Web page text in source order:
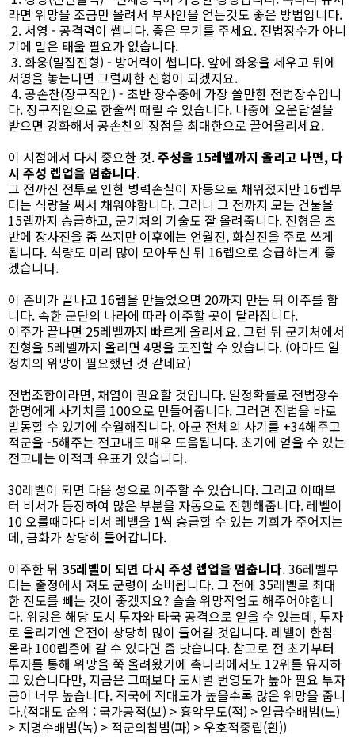
라면 위망을 조금만 올려서 부사인을 얻는것도 좋은 방법입니다.
2. 서영 - 공격력이 쎕니다. 좋은 무기를 주세요. 전법장수가 아니
기에 말은 태울 필요가 없습니다.
3. 화웅(밀집진형) - 방어력이 쎕니다. 앞에 화웅을 세우고 뒤에
서영을 놓는다면 그럴싸한 진형이 되겠지요.
4. 공손찬(장구직입) - 초반 장수중에 가장 쓸만한 전법장수입니
다. 장구직입으로 한줄씩 때릴 수 있습니다. 나중에 오운답설을
받으면 강화해서 공손찬의 장점을 최대한으로 끌어올리세요.
이 시점에서 다시 중요한 것.주성을 15레벨까지 올리고 나면, 다
시 주성 렙업을 멈춥니다.
그 전까진 전투로 인한 병력손실이 자동으로 채워졌지만 16렙부
터는 식량을 써서 채워야합니다. 그러니 그 전까지 모든 건물을
15렙까지 승급하고, 군기처의 기술도 잘 올려줍니다. 진형은 초
반에 장사진을 좀 쓰지만 이후에는 언월진, 화살진을 주로 쓰게
됩니다. 식량도 미리 많이 모아두신 뒤 16렙으로 승급하는게 좋
겠습니다.
이 준비가 끝나고 16렙을 만들었으면 20까지 만든 뒤 이주를 합
니다. 속한 군단의 나라에 따라 이주할 곳이 달라집니다.
이주가 끝나면 25레벨까지 빠르게 올리세요. 그런 뒤 군기처에서
진형을 5레벨까지 올리면 4명을 포진할 수 있습니다. (아마도 일
정치의 위망이 필요했던 것 같네요)
전법조합이라면, 채염이 필요할 것입니다. 일정확률로 전법장수
한명에게 사기치를 100으로 만들어줍니다. 그러면 전법을 바로
발동할 수 있기에 수월해집니다. 아군 전체의 사기를 +34해주고
적군을 -5해주는 전고대도 매우 도움됩니다. 초기에 얻을 수 있는
전고대는 이적과 유표가 있습니다.
30레벨이 되면 다음 성으로 이주할 수 있습니다. 그리고 이때부
터 비서가 등장하여 많은 부분을 자동으로 진행해줍니다. 레벨이
10 오를때마다 비서 레벨을 1씩 승급할 수 있는 기회가 주어지는
데, 금화가 상당히 들어갑니다.
이주한 뒤 35레벨이 되면 다시 주성 렙업을 멈춥니다. 36레벨부
터는 출정에서 져도 군령이 소비됩니다. 그 전에 35레벨로 최대
한 진도를 빼는 것이 좋겠지요? 슬슬 위망작업도 해주어야합니
다. 위망은 해당 도시 투자와 타국 공격으로 얻을 수 있는데, 투자
로 올리기엔 은전이 상당히 많이 들어갈 것입니다. 레벨이 한참
올라 100렙존에 갈 수 있다면 좀 낫습니다. 참고로 전 초기부터
투자를 통해 위망을 쭉 올려왔기에 촉나라에서도 12위를 유지하
고 있습니다만, 지금은 그때보다 도시별 번영도가 높아 필요 투자
금이 너무 높습니다. 적국에 적대도가 높을수록 많은 위망을 줍니
다.(적대도 순위 : 국가공적(보) > 흉악무도(적) > 일급수배범(노)
> 지명수배범(녹) > 적군의침범(파) > 우호적중립(흰))